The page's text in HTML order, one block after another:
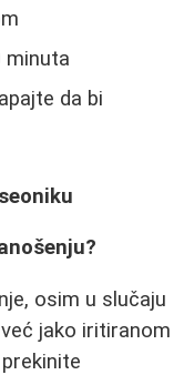
minuta
da bi
osim u slučaju
jako iritiranom